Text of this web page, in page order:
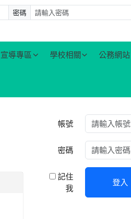
密碼
宣導專區 學校相關 公務網站
右邊區域內容
帳號
密碼
記住
我
登入